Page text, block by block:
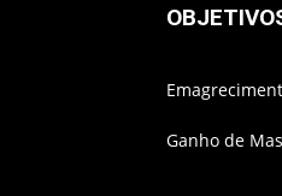
Ganho de